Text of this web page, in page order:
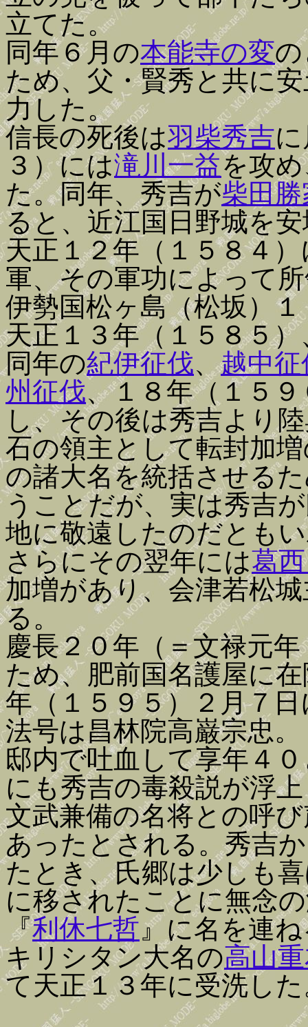
立てた。
同年６月の本能寺の変
ため、父・賢秀と共に
力した。
信長の死後は羽柴秀吉
３）には滝川一益を攻
た。同年、秀吉が柴田
ると、近江国日野城を
天正１２年（１５８４
軍、その軍功によって
伊勢国松ヶ島（松坂）
天正１３年（１５８５
同年の紀伊征伐、越中征
州征伐、１８年（１５
し、その後は秀吉より
石の領主として転封加
の諸大名を統括させる
うことだが、実は秀吉
地に敬遠したのだとも
さらにその翌年には葛
加増があり、会津若松
る。
慶長２０年（＝文禄元
ため、肥前国名護屋に
年（１５９５）２月７
法号は昌林院高巌宗忠。
邸内で吐血して享年４
にも秀吉の毒殺説が浮
文武兼備の名将との呼
あったとされる。秀吉
たとき、氏郷は少しも
に移されたことに無念
『利休七哲 』に名を連
キリシタン大名の高山
て天正１３年に受洗し